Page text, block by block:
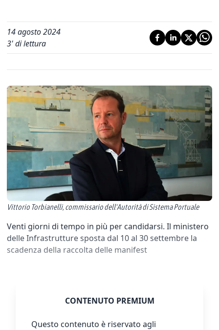
14 agosto 2024
3' di lettura
Vittorio Torbianelli, commissario dell'Autorità di Sistema Portuale
Venti giorni di tempo in più per candidarsi. Il ministero
delle Infrastrutture sposta dal 10 al 30 settembre la
scadenza della raccolta delle manifest
CONTENUTO PREMIUM
Questo contenuto è riservato agli